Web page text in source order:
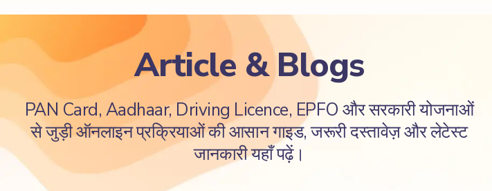
Article & Blogs
PAN Card, Aadhaar, Driving Licence, EPFO और सरकारी योजनाओं
से जुड़ी ऑनलाइन प्रक्रियाओं की आसान गाइड, जरूरी दस्तावेज़ और लेटेस्ट
जानकारी यहाँ पढ़ें।